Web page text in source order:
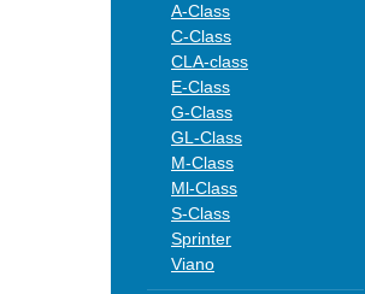
A-Class
C-Class
CLA-class
E-Class
G-Class
GL-Class
M-Class
Ml-Class
S-Class
Sprinter
Viano